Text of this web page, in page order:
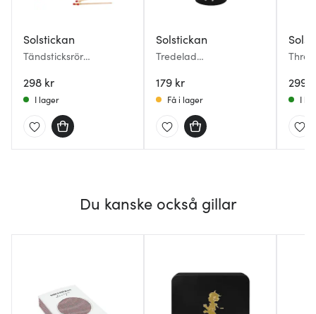
Solstickan
Tändsticksrör
pack Gul & Blå
298 kr
I lager
Solstickan
Tredelad
179 kr
Få i lager
Svart
299
I
Du kanske också gillar